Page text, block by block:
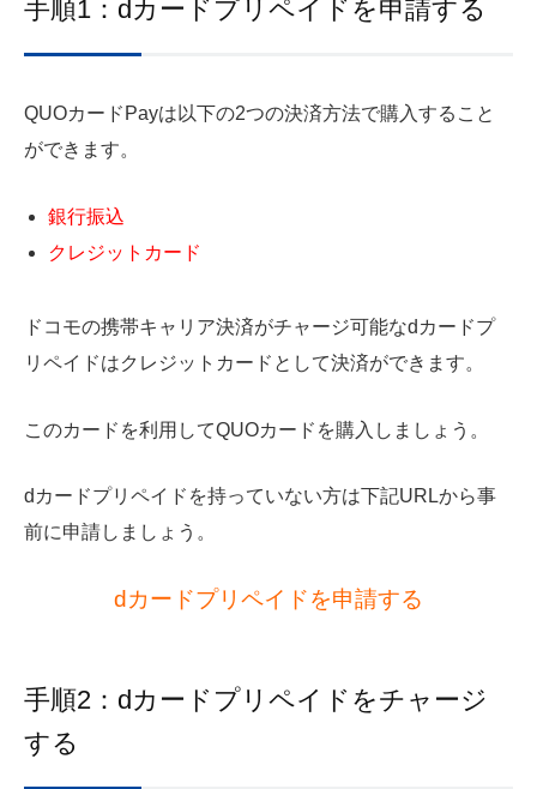
手順1：dカードプリペイドを申請する
QUOカードPayは以下の2つの決済方法で購入すること
ができます。
銀行振込
クレジットカード
ドコモの携帯キャリア決済がチャージ可能なdカードプ
リペイドはクレジットカードとして決済ができます。
このカードを利用してQUOカードを購入しましょう。
dカードプリペイドを持っていない方は下記URLから事
前に申請しましょう。
dカードプリペイドを申請する
手順2：dカードプリペイドをチャージ
する